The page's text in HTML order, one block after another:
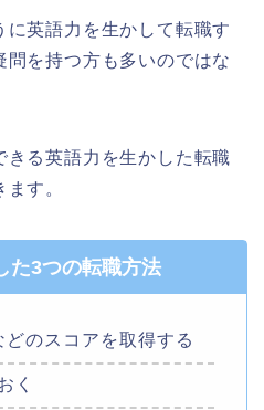
に英語力を生かして転職す
を持つ方も多いのではな
きる英語力を生かした転職
す。
た3つの転職方法
のスコアを取得する
く